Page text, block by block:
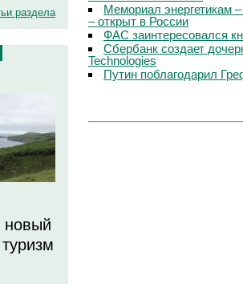
раздела
новый
Мемориал энергетикам
– открыт в России
ФАС заинтересовался
Сбербанк создает
Technologies
Путин поблагодарил